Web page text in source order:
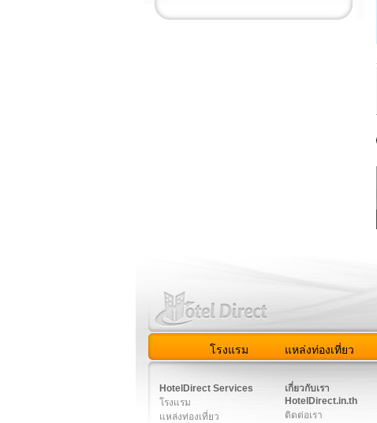
โรงแรม แหล่งท่องเที่ยว
HotelDirect Services
โรงแรม
แหล่งท่องเที่ยว
เกี่ยวกับเรา
HotelDirect.in.th
ติดต่อเรา